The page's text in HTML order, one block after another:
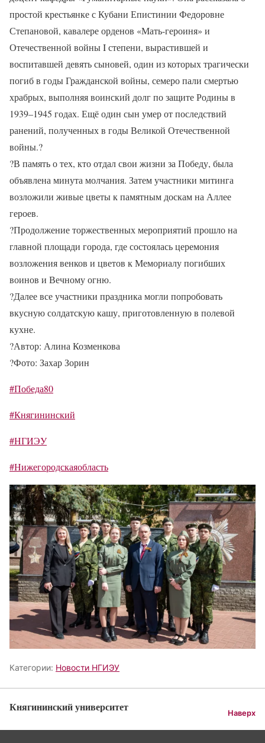
простой крестьянке с Кубани Епистинии Федоровне
Степановой, кавалере орденов «Мать-героиня» и
Отечественной войны I степени, вырастившей и
воспитавшей девять сыновей, один из которых трагически
погиб в годы Гражданской войны, семеро пали смертью
храбрых, выполняя воинский долг по защите Родины в
1939–1945 годах. Ещё один сын умер от последствий
ранений, полученных в годы Великой Отечественной
войны.?
?В память о тех, кто отдал свои жизни за Победу, была
объявлена минута молчания. Затем участники митинга
возложили живые цветы к памятным доскам на Аллее
героев.
?Продолжение торжественных мероприятий прошло на
главной площади города, где состоялась церемония
возложения венков и цветов к Мемориалу погибших
воинов и Вечному огню.
?Далее все участники праздника могли попробовать
вкусную солдатскую кашу, приготовленную в полевой
кухне.
?Автор: Алина Козменкова
?Фото: Захар Зорин
#Победа80
#Княгининский
#НГИЭУ
#Нижегородскаяобласть
Категории: Новости НГИЭУ
Княгининский университет Наверх